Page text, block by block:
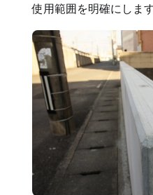
使用範囲を明確にします